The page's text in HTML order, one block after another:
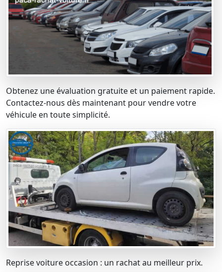
Obtenez une évaluation gratuite et un paiement rapide.
Contactez-nous dès maintenant pour vendre votre
véhicule en toute simplicité.
Reprise voiture occasion : un rachat au meilleur prix.